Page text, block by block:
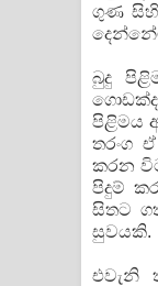
ගුණ
බුදු
පිළිමය
තරංග
කරන
පිදුම්
සිතට
සුවයකි.
එවැනි